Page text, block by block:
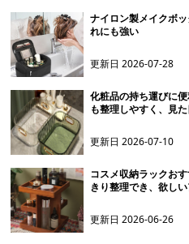
ナイロン製メイクボ
れにも強い
更新日2026-07-28
化粧品の持ち運びに
も整理しやすく、見
更新日2026-07-10
コスメ収納ラックお
きり整理でき、欲し
更新日2026-06-26